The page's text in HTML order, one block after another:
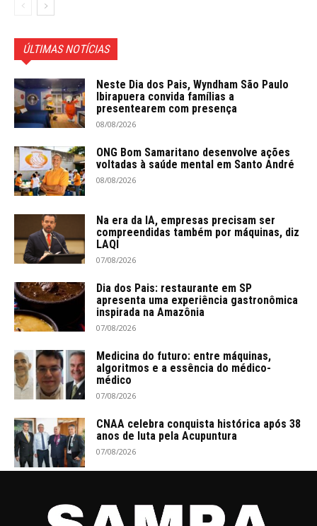
ÚLTIMAS NOTÍCIAS
Neste Dia dos Pais, Wyndham São Paulo
Ibirapuera convida famílias a
presentearem com presença
08/08/2026
ONG Bom Samaritano desenvolve ações
voltadas à saúde mental em Santo André
08/08/2026
Na era da IA, empresas precisam ser
compreendidas também por máquinas, diz
LAQI
07/08/2026
Dia dos Pais: restaurante em SP
apresenta uma experiência gastronômica
inspirada na Amazônia
07/08/2026
Medicina do futuro: entre máquinas,
algoritmos e a essência do médico-
médico
07/08/2026
CNAA celebra conquista histórica após 38
anos de luta pela Acupuntura
07/08/2026